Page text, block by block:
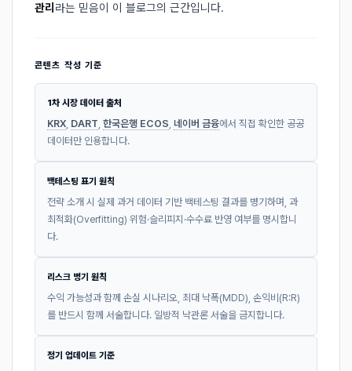
관리 라는 믿음이 이 블로그의 근간입니다.
콘텐츠 작성 기준
1차 시장 데이터 출처
KRX DART 한국은행 ECOS 네이버 금융에서 직접 확인한 공공
데이터만 인용합니다.
백테스팅 표기 원칙
전략 소개 시 실제 과거 데이터 기반 백테스팅 결과를 병기하며, 과
최적화(Overfitting) 위험·슬리피지·수수료 반영 여부를 명시합니
다.
리스크 병기 원칙
수익 가능성과 함께 손실 시나리오, 최대 낙폭(MDD), 손익비(R:R)
를 반드시 함께 서술합니다. 일방적 낙관론 서술을 금지합니다.
정기 업데이트 기준